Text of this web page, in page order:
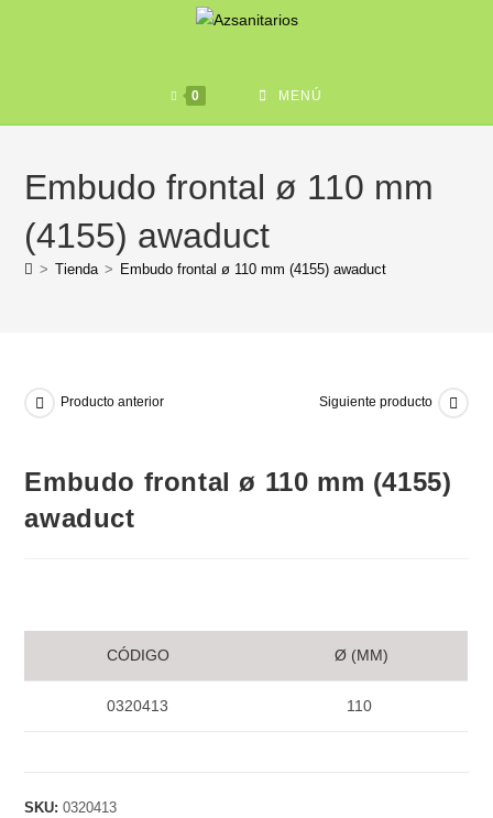
0 MENÚ
Embudo frontal ø 110 mm
(4155) awaduct
> Tienda > Embudo frontal ø 110 mm (4155) awaduct
Producto anterior Siguiente producto
Embudo frontal ø 110 mm (4155)
awaduct
CÓDIGO Ø (MM)
0320413 110
SKU:0320413